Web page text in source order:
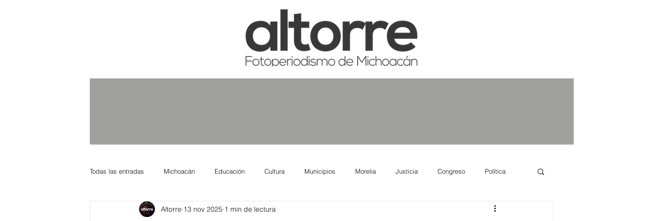
Todas las entradas Michoacán Educación Cultura Municipios Morelia Justicia Congreso Política
Nacional Internacional Columnistas Salud
Altorre 13 nov 2025 1 min de lectura